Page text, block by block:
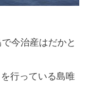
今治産はだかと
行っている島唯